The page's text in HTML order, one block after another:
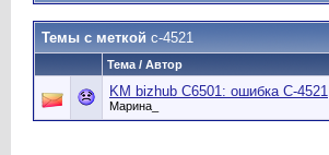
Темы с меткой c-4521
Тема / Автор
KM bizhub C6501: ошибка С-4521
Марина_